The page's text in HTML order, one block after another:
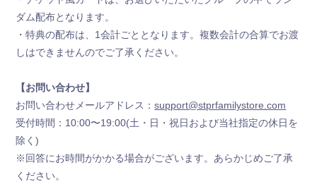
ダム配布となります。
・特典の配布は、1会計ごととなります。複数会計の合算でお渡
しはできませんのでご了承ください。
【お問い合わせ】
お問い合わせメールアドレス：support@stprfamilystore.com
受付時間：10:00〜19:00(土・日・祝日および当社指定の休日を
除く)
※回答にお時間がかかる場合がございます。あらかじめご了承
ください。